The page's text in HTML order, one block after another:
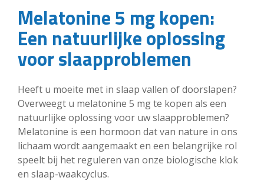
Melatonine 5 mg kopen:
Een natuurlijke oplossing
voor slaapproblemen
Heeft u moeite met in slaap vallen of doorslapen?
Overweegt u melatonine 5 mg te kopen als een
natuurlijke oplossing voor uw slaapproblemen?
Melatonine is een hormoon dat van nature in ons
lichaam wordt aangemaakt en een belangrijke rol
speelt bij het reguleren van onze biologische klok
en slaap-waakcyclus.